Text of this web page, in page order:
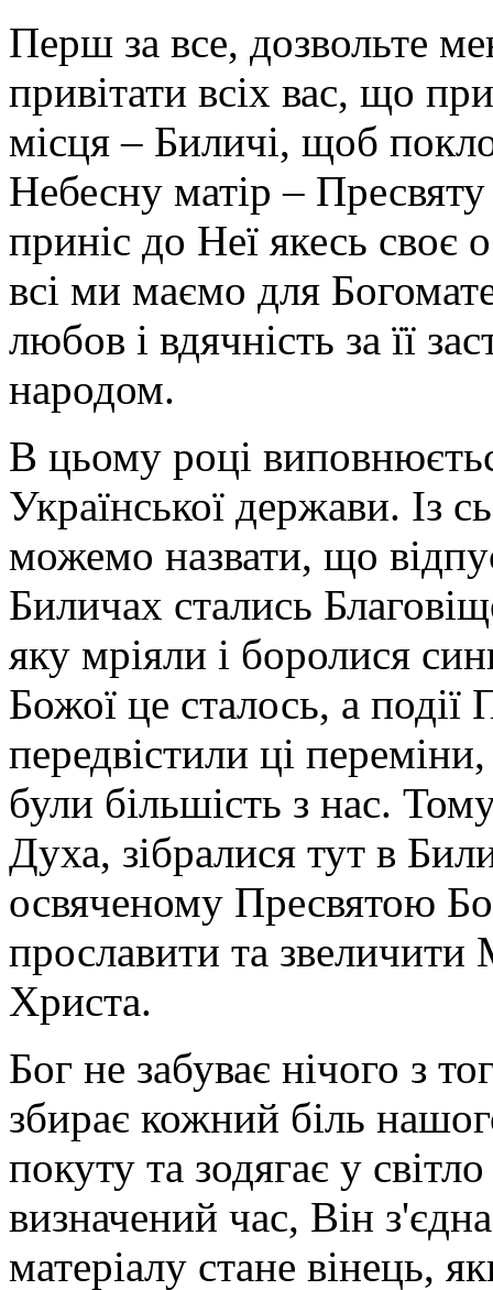
Перш за все, дозвольте
привітати всіх вас, що
місця – Биличі, щоб
Небесну матір –
приніс до Неї якесь своє
всі ми маємо для
любов і вдячність за її
народом.
В цьому році
Української держави. Із
можемо назвати, що
Биличах стались
яку мріяли і боролися
Божої це сталось, а події
передвістили ці
були більшість з нас.
Духа, зібралися тут в
освяченому Пресвятою
прославити та звеличити
Христа.
Бог не забуває нічого з
збирає кожний біль
покуту та зодягає у
визначений час, Він
матеріалу стане вінець,